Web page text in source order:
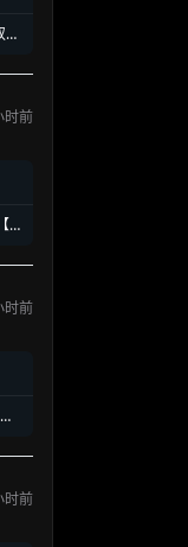
时前
美
时前
时前